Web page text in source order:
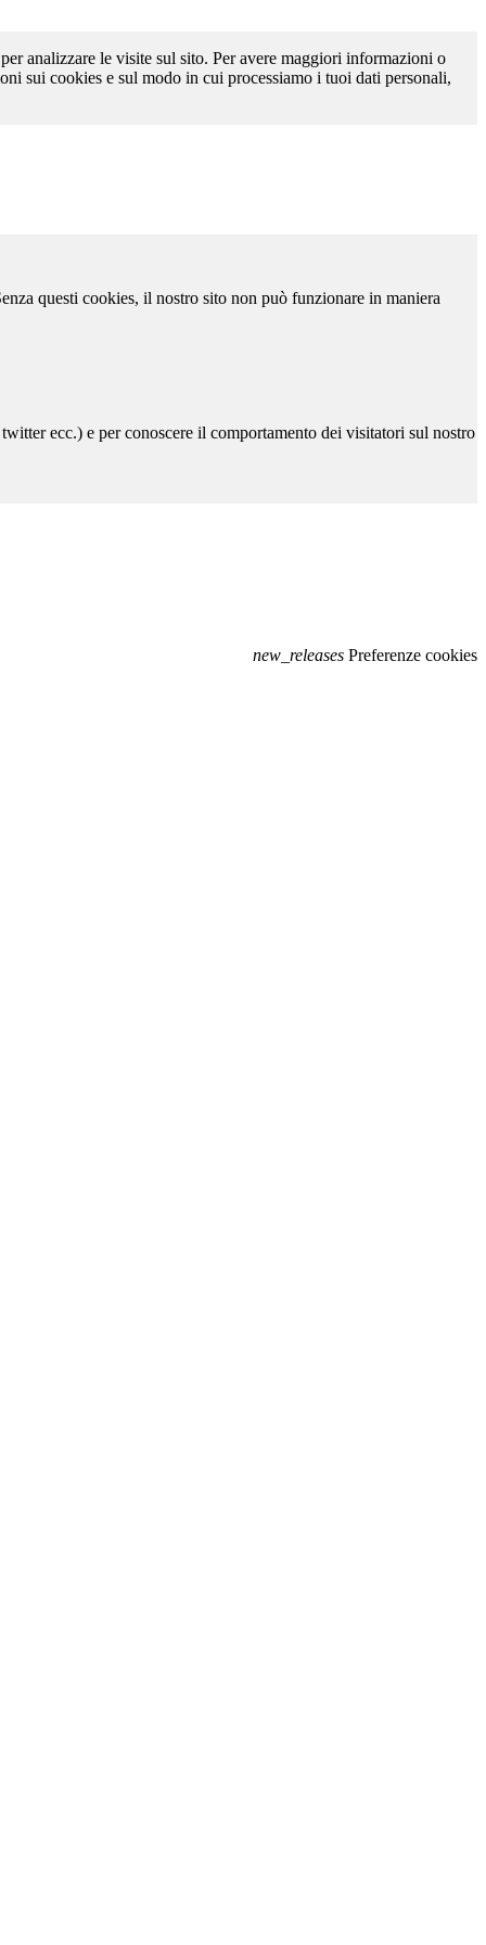
analizzare le visite sul sito. Per avere maggiori informazioni o
sui cookies e sul modo in cui processiamo i tuoi dati personali,
questi cookies, il nostro sito non può funzionare in maniera
ecc.) e per conoscere il comportamento dei visitatori sul nostro
new_releases Preferenze cookies